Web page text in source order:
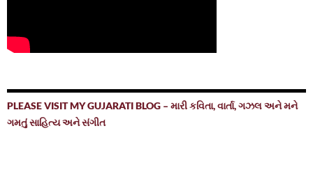
PLEASE VISIT MY GUJARATI BLOG – મારી કવિતા, વાર્તા, ગઝલ અને મને
ગમતું સાહિત્ય અને સંગીત